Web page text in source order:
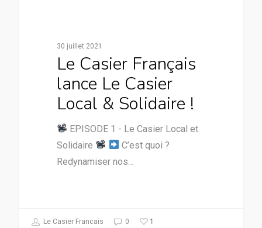
30 juillet 2021
Le Casier Français
lance Le Casier
Local & Solidaire !
EPISODE 1 - Le Casier Local et
Solidaire
C’est quoi ?
Redynamiser nos…
Le Casier Francais 0 1